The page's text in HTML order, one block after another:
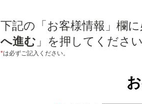
下記の「お客様情報」欄
へ進む 」を押してくださ
*は必ずご記入ください。